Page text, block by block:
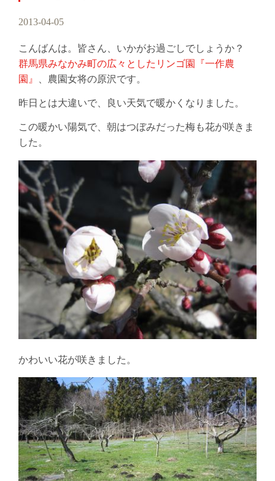
2013-04-05
こんばんは。皆さん、いかがお過ごしでしょうか？
群馬県みなかみ町の広々としたリンゴ園『一作農
園』
、農園女将の原沢です。
昨日とは大違いで、良い天気で暖かくなりました。
この暖かい陽気で、朝はつぼみだった梅も花が咲きま
した。
かわいい花が咲きました。